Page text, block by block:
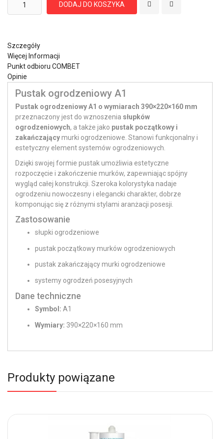
DODAJ DO KOSZYKA
Szczegóły
Więcej Informacji
Punkt odbioru COMBET
Opinie
Pustak ogrodzeniowy A1
Pustak ogrodzeniowy A1 o wymiarach 390×220×160 mm
przeznaczony jest do wznoszenia słupków
ogrodzeniowych, a także jako pustak początkowy i
zakańczającymurki ogrodzeniowe. Stanowi funkcjonalny i
estetyczny element systemów ogrodzeniowych.
Dzięki swojej formie pustak umożliwia estetyczne
rozpoczęcie i zakończenie murków, zapewniając spójny
wygląd całej konstrukcji. Szeroka kolorystyka nadaje
ogrodzeniu nowoczesny i elegancki charakter, dobrze
komponując się z różnymi stylami aranżacji posesji.
Zastosowanie
słupki ogrodzeniowe
pustak początkowy murków ogrodzeniowych
pustak zakańczający murki ogrodzeniowe
systemy ogrodzeń posesyjnych
Dane techniczne
Symbol: A1
Wymiary: 390×220×160 mm
Produkty powiązane